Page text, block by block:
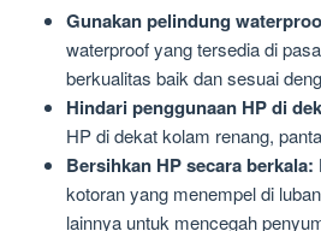
Gunakan pelindung
waterproof yang tersedia di
berkualitas baik dan sesuai
Hindari penggunaan HP di
HP di dekat kolam renang,
Bersihkan HP secara berkala:
kotoran yang menempel di
lainnya untuk mencegah